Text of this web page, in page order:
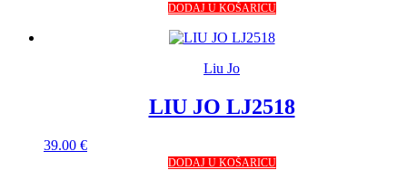
DODAJ U KOŠARICU
Liu Jo
LIU JO LJ2518
39.00 €
DODAJ U KOŠARICU